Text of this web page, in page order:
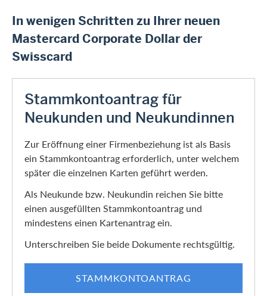
In wenigen Schritten zu Ihrer neuen
Mastercard Corporate Dollar der
Swisscard
Stammkontoantrag für
Neukunden und Neukundinnen
Zur Eröffnung einer Firmenbeziehung ist als Basis
ein Stammkontoantrag erforderlich, unter welchem
später die einzelnen Karten geführt werden.
Als Neukunde bzw. Neukundin reichen Sie bitte
einen ausgefüllten Stammkontoantrag und
mindestens einen Kartenantrag ein.
Unterschreiben Sie beide Dokumente rechtsgültig.
STAMMKONTOANTRAG